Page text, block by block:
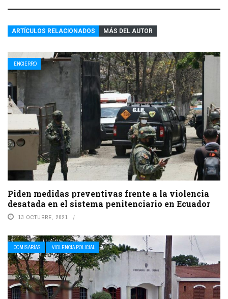
ARTÍCULOS RELACIONADOS MÁS DEL AUTOR
ENCIERRO
Piden medidas preventivas frente a la violencia
desatada en el sistema penitenciario en Ecuador
13 OCTUBRE, 2021
COMISARÍAS VIOLENCIA POLICIAL